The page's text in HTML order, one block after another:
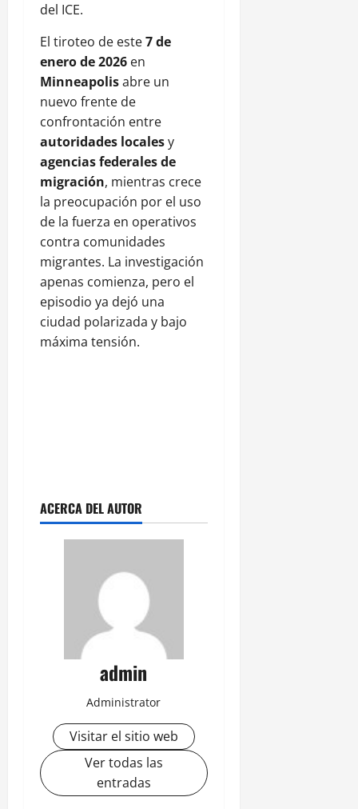
del ICE.
El tiroteo de este7 de
enero de 2026 en
Minneapolisabre un
nuevo frente de
confrontación entre
autoridades localesy
agencias federales de
migración, mientras crece
la preocupación por el uso
de la fuerza en operativos
contra comunidades
migrantes. La investigación
apenas comienza, pero el
episodio ya dejó una
ciudad polarizada y bajo
máxima tensión.
ACERCA DEL AUTOR
admin
Administrator
Visitar el sitio web
Ver todas las
entradas